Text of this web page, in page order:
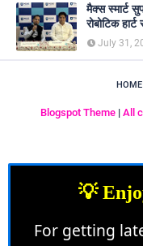
मैक्स स्मार्ट
रोबोटिक
July 31,
HOME
Blogspot Theme| All
💡
For getting